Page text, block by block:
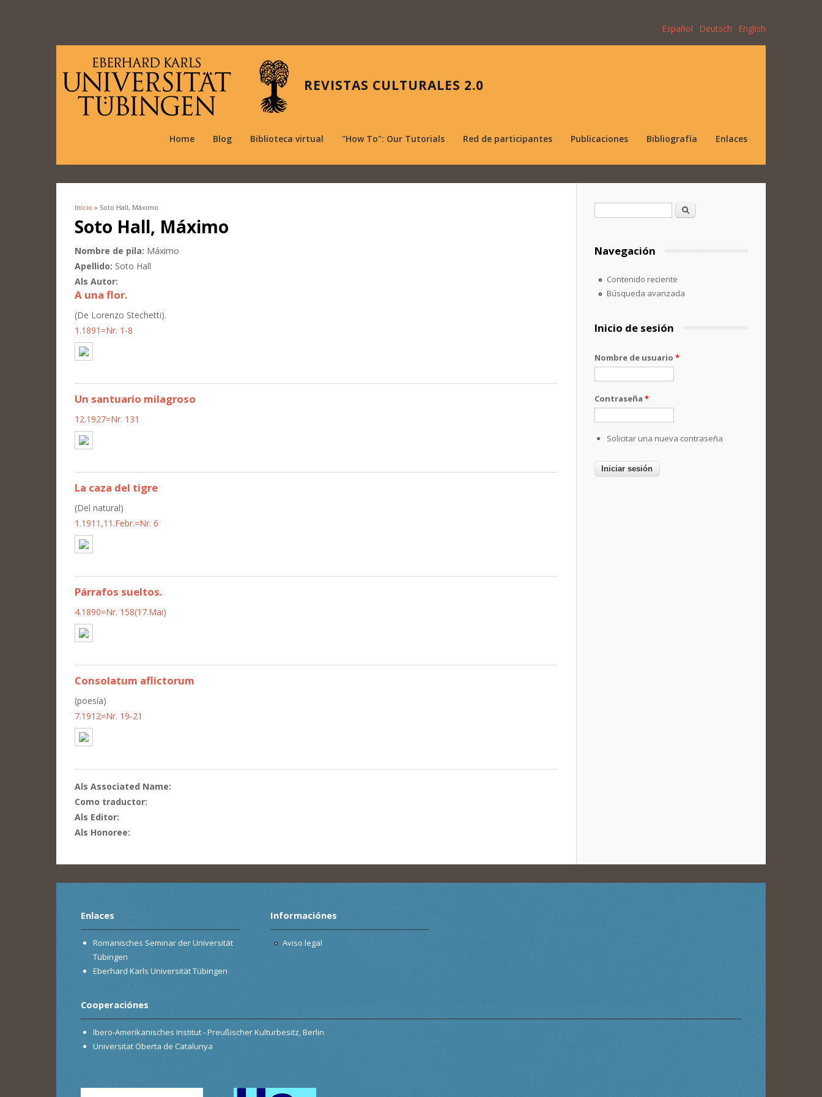
Español Deutsch English
REVISTAS CULTURALES 2.0
Home Blog Biblioteca virtual "How To": Our Tutorials Red de participantes Publicaciones Bibliografía Enlaces
Se encuentra usted aquí
Inicio » Soto Hall, Máximo
Soto Hall, Máximo
Nombre de pila: Máximo
Apellido: Soto Hall
Als Autor:
A una flor.
(De Lorenzo Stechetti).
1.1891=Nr. 1-8
Un santuario milagroso
12.1927=Nr. 131
La caza del tigre
(Del natural)
1.1911,11.Febr.=Nr. 6
Párrafos sueltos.
4.1890=Nr. 158(17.Mai)
Consolatum aflictorum
(poesía)
7.1912=Nr. 19-21
Als Associated Name:
Como traductor:
Als Editor:
Als Honoree:
Formulario de búsqueda
Buscar
Navegación
Contenido reciente
Búsqueda avanzada
Inicio de sesión
Nombre de usuario *
Contraseña *
Solicitar una nueva contraseña
Enlaces
Romanisches Seminar der Universität
Tübingen
Eberhard Karls Universität Tübingen
Informaciónes
Aviso legal
Cooperaciónes
Ibero-Amerikanisches Institut - Preußischer Kulturbesitz, Berlin
Universitat Oberta de Catalunya